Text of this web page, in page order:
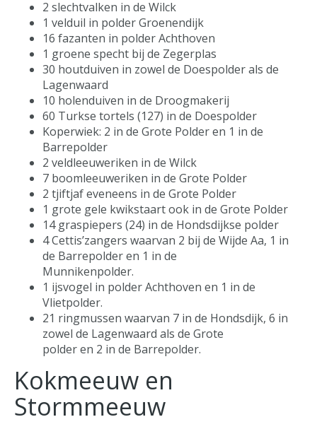
2 slechtvalken in de Wilck
1 velduil in polder Groenendijk
16 fazanten in polder Achthoven
1 groene specht bij de Zegerplas
30 houtduiven in zowel de Doespolder als de
Lagenwaard
10 holenduiven in de Droogmakerij
60 Turkse tortels (127) in de Doespolder
Koperwiek: 2 in de Grote Polder en 1 in de
Barrepolder
2 veldleeuweriken in de Wilck
7 boomleeuweriken in de Grote Polder
2 tjiftjaf eveneens in de Grote Polder
1 grote gele kwikstaart ook in de Grote Polder
14 graspiepers (24) in de Hondsdijkse polder
4 Cettis’zangers waarvan 2 bij de Wijde Aa, 1 in
de Barrepolder en 1 in de
Munnikenpolder.
1 ijsvogel in polder Achthoven en 1 in de
Vlietpolder.
21 ringmussen waarvan 7 in de Hondsdijk, 6 in
zowel de Lagenwaard als de Grote
polder en 2 in de Barrepolder.
Kokmeeuw en
Stormmeeuw